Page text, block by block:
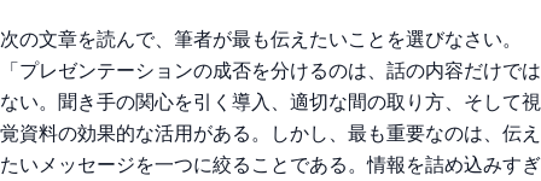
次の文章を読んで、筆者が最も伝えたいことを選びなさい。
「プレゼンテーションの成否を分けるのは、話の内容だけでは
ない。聞き手の関心を引く導入、適切な間の取り方、そして視
覚資料の効果的な活用がある。しかし、最も重要なのは、伝え
たいメッセージを一つに絞ることである。情報を詰め込みすぎ